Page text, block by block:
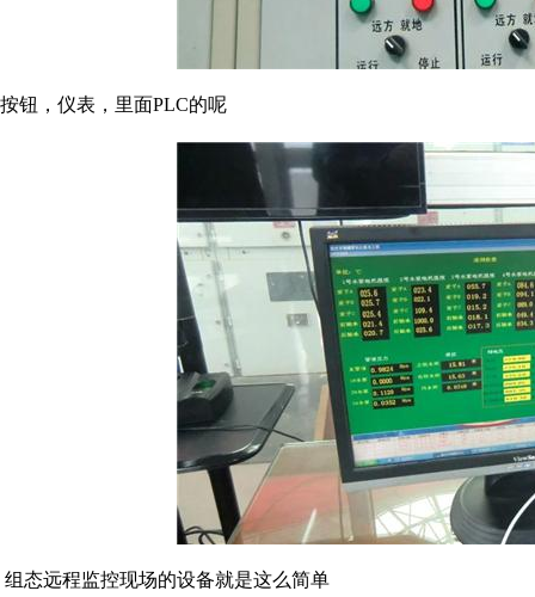
按钮，仪表，里面PLC的呢
组态远程监控现场的设备就是这么简单